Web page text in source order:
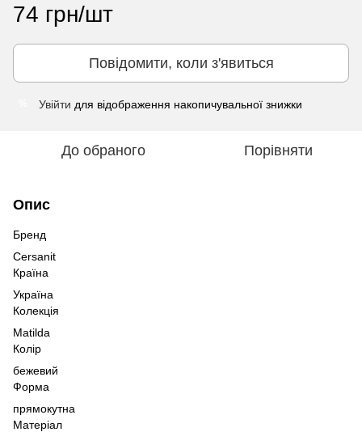
74 грн/шт
Повідомити, коли з'явиться
Увійти для відображення накопичувальної знижки
До обраного Порівняти
Опис
Бренд
Cersanit
Країна
Україна
Колекція
Matilda
Колір
бежевий
Форма
прямокутна
Матеріал